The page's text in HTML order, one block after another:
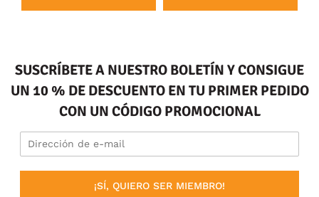
SUSCRÍBETE A NUESTRO BOLETÍN Y CONSIGUE
UN 10 % DE DESCUENTO EN TU PRIMER PEDIDO
CON UN CÓDIGO PROMOCIONAL
¡SÍ, QUIERO SER MIEMBRO!